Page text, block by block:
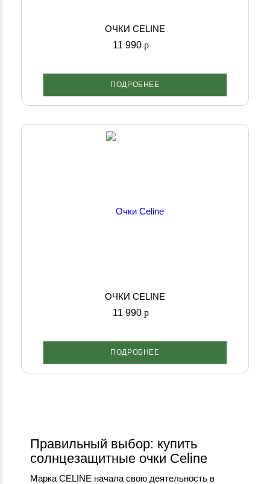
ОЧКИ CELINE
11 990 p
ПОДРОБНЕЕ
ОЧКИ CELINE
11 990 p
ПОДРОБНЕЕ
Правильный выбор: купить
солнцезащитные очки Celine
Марка CELINE начала свою деятельность в